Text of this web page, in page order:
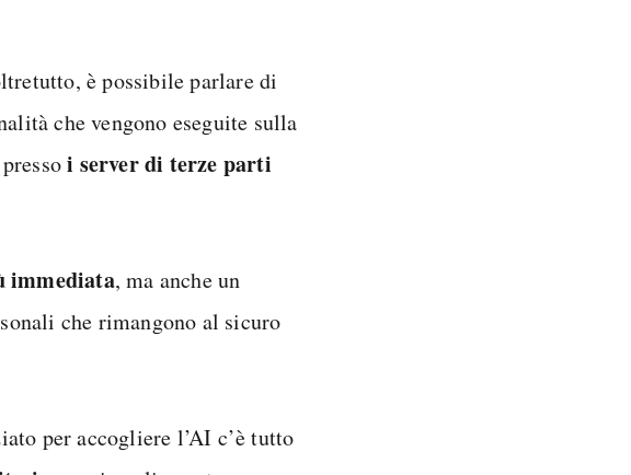
è possibile parlare di
che vengono eseguite sulla
pressoi server di terze parti
immediata, ma anche un
che rimangono al sicuro
per accogliere l’AI c’è tutto